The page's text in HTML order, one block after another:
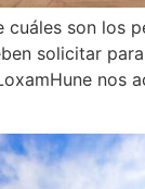
cuáles son los
solicitar
nos